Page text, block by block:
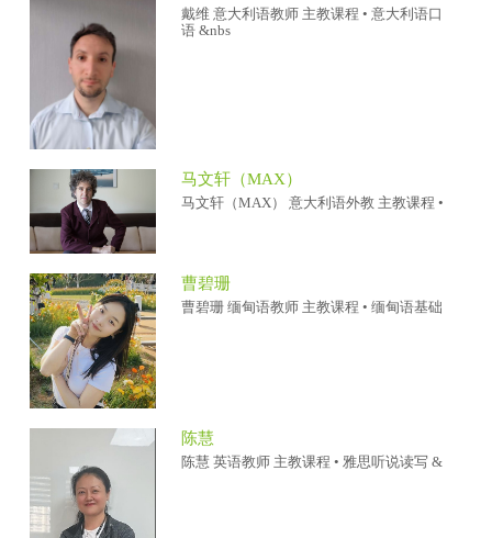
戴维 意大利语教师 主教课程 • 意大利语口
语 &nbs
马文轩（MAX）
马文轩（MAX） 意大利语外教 主教课程 •
曹碧珊
曹碧珊 缅甸语教师 主教课程 • 缅甸语基础
陈慧
陈慧 英语教师 主教课程 • 雅思听说读写 &